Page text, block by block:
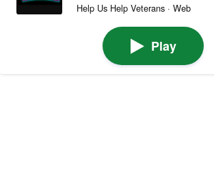
Help Us Help Veterans · Web
Play